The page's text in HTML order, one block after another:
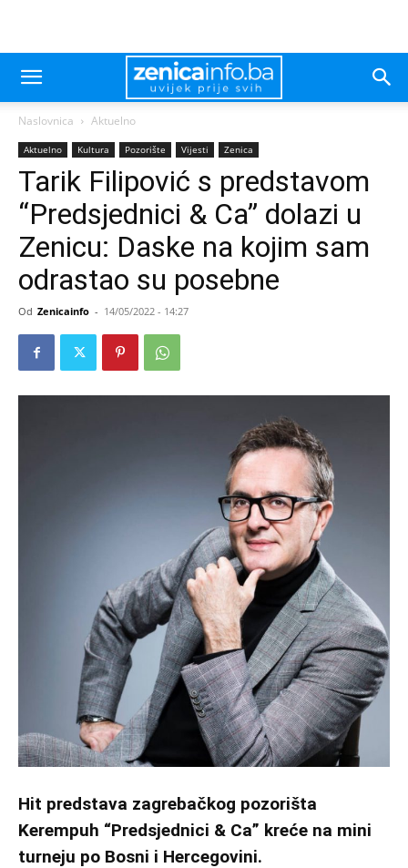
Naslovnica Aktuelno
Aktuelno Kultura Pozorište Vijesti Zenica
Tarik Filipović s predstavom
“Predsjednici & Ca” dolazi u
Zenicu: Daske na kojim sam
odrastao su posebne
Od Zenicainfo - 14/05/2022 - 14:27
Hit predstava zagrebačkog pozorišta
Kerempuh “Predsjednici & Ca” kreće na mini
turneju po Bosni i Hercegovini.